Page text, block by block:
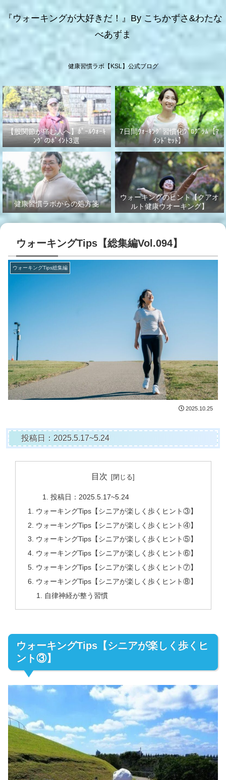
『ウォーキングが大好きだ！』By こちかずさ&わたな
べあずま
健康習慣ラボ【KSL】公式ブログ
【股関節が痛む人へ】ﾎﾟｰﾙｳｫｰｷ
ﾝｸﾞのﾎﾟｲﾝﾄ3選
7日間ｳｫｰｷﾝｸﾞ習慣化ﾌﾟﾛｸﾞﾗﾑ【ﾏ
ｲﾝﾄﾞｾｯﾄ】
健康習慣ラボからの処方箋
ウォーキングのヒント【クアオ
ルト健康ウオーキング】
No.003
ウォーキングTips【総集編Vol.094】
ウォーキングTips総集編
2025.10.25
投稿日：2025.5.17~5.24
目次
投稿日：2025.5.17~5.24
ウォーキングTips【シニアが楽しく歩くヒント③】
ウォーキングTips【シニアが楽しく歩くヒント④】
ウォーキングTips【シニアが楽しく歩くヒント⑤】
ウォーキングTips【シニアが楽しく歩くヒント⑥】
ウォーキングTips【シニアが楽しく歩くヒント⑦】
ウォーキングTips【シニアが楽しく歩くヒント⑧】
自律神経が整う習慣
ウォーキングTips【シニアが楽しく歩くヒ
ント③】